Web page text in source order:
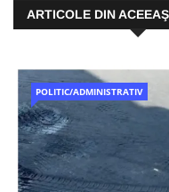
ARTICOLE DIN
POLITIC/ADMINISTRATIV